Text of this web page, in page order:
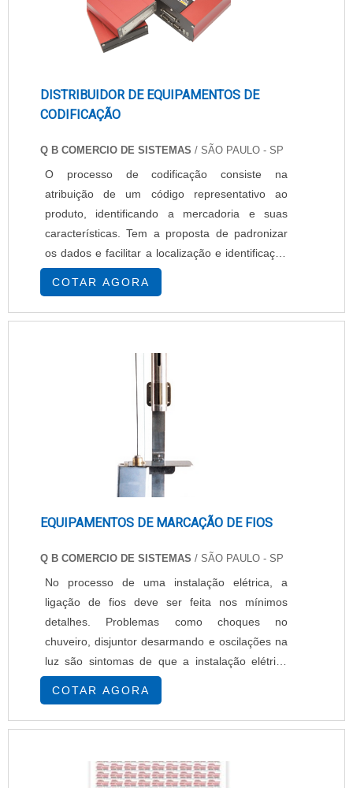
DISTRIBUIDOR DE EQUIPAMENTOS DE
CODIFICAÇÃO
Q B COMERCIO DE SISTEMAS / SÃO PAULO - SP
O processo de codificação consiste na
atribuição de um código representativo ao
produto, identificando a mercadoria e suas
características. Tem a proposta de padronizar
os dados e facilitar a localização e identificação
dos produtos, facilitando o fluxo de informações
na cadeia logística. Ele é fundamental para uma
boa gestão de estoques, porque através dele
virtual, aumentando o controle dos produtos e
facilitando a entrega. Existem 4 formas prin.
COTAR AGORA
EQUIPAMENTOS DE MARCAÇÃO DE FIOS
Q B COMERCIO DE SISTEMAS / SÃO PAULO - SP
No processo de uma instalação elétrica, a
ligação de fios deve ser feita nos mínimos
detalhes. Problemas como choques no
chuveiro, disjuntor desarmando e oscilações na
luz são sintomas de que a instalação elétrica
está obsoleta ou mal dimensionada. Isso pode
trazer resultados graves para todos, desde falta
de segurança, riscos de acidentes e desperdício
VERIFICAÇÕES PERIÓDICASPara evitar esses
riscos, é necessário realizar verificações
COTAR AGORA